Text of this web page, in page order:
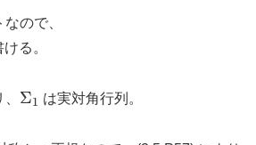
ので、
る。
\Sigma_1
Σ1 は実対角行列。